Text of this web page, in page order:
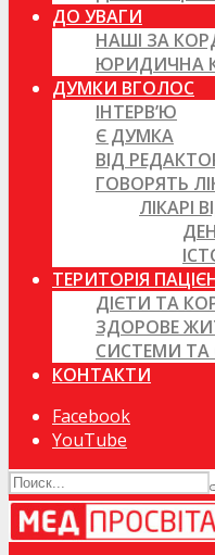
ДО УВАГИ
НАШІ ЗА
ЮРИДИЧНА
ДУМКИ ВГОЛОС
ІНТЕРВ’Ю
Є ДУМКА
ВІД
ГОВОРЯТЬ
ЛІКАРІ
ТЕРИТОРІЯ
ДІЄТИ ТА
ЗДОРОВЕ
СИСТЕМИ
КОНТАКТИ
Facebook
YouTube